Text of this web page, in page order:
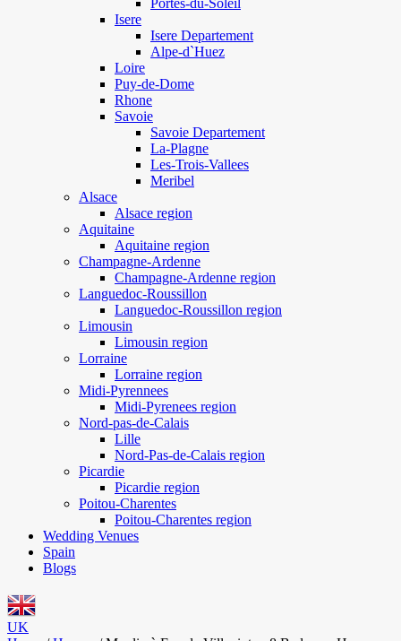
Portes-du-Soleil
Isere
Isere Departement
Alpe-d`Huez
Loire
Puy-de-Dome
Rhone
Savoie
Savoie Departement
La-Plagne
Les-Trois-Vallees
Meribel
Alsace
Alsace region
Aquitaine
Aquitaine region
Champagne-Ardenne
Champagne-Ardenne region
Languedoc-Roussillon
Languedoc-Roussillon region
Limousin
Limousin region
Lorraine
Lorraine region
Midi-Pyrennees
Midi-Pyrenees region
Nord-pas-de-Calais
Lille
Nord-Pas-de-Calais region
Picardie
Picardie region
Poitou-Charentes
Poitou-Charentes region
Wedding Venues
Spain
Blogs
UK